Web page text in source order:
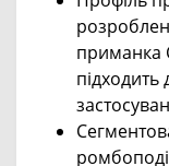
приманка
підходить